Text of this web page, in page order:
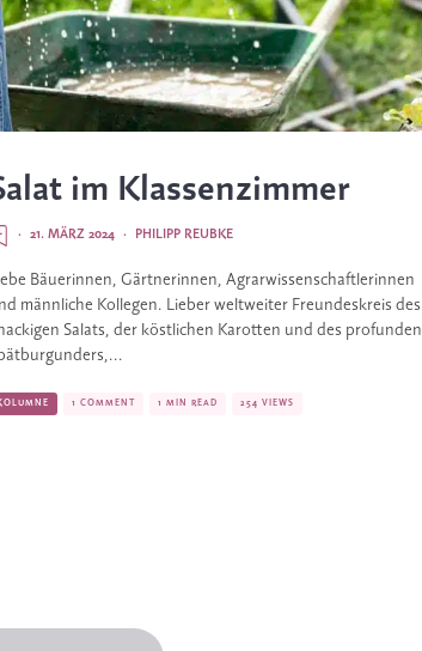
im Klassenzimmer
PHILIPP REUBKE
·
21. MÄRZ 2024
·
Bäuerinnen, Gärtnerinnen, Agrarwissenschaftlerinnen
männliche Kollegen. Lieber weltweiter Freundeskreis des
Salats, der köstlichen Karotten und des profunden
KOLUMNE 1 COMMENT 1 MIN READ 254 VIEWS